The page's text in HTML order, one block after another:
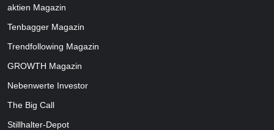
aktien Magazin
Tenbagger Magazin
Trendfollowing Magazin
GROWTH Magazin
Nebenwerte Investor
The Big Call
Stillhalter-Depot